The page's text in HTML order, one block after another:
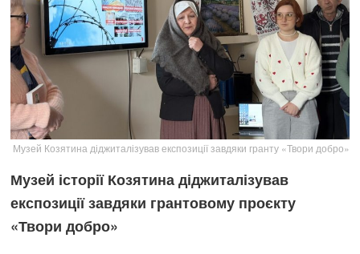
Музей Козятина діджиталізував експозиції завдяки гранту «Твори добро»
Музей історії Козятина діджиталізував
експозиції завдяки грантовому проєкту
«Твори добро»